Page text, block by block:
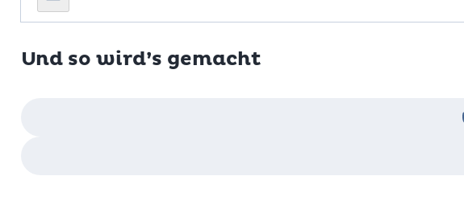
Personenanzahl verringern
Personenanzahl
Und so wird’s gemacht